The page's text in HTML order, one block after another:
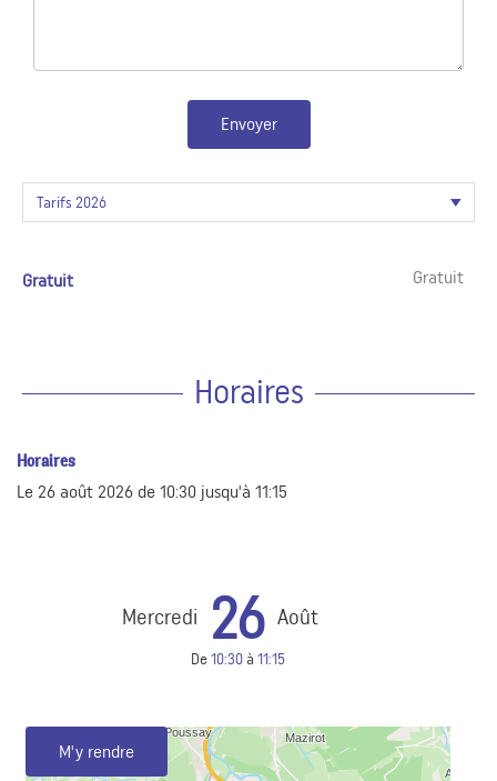
Envoyer
Gratuit Gratuit
Horaires
Horaires
Le 26 août 2026 de 10:30 jusqu'à 11:15
Mercredi 26 Août
De10:30à 11:15
M'y rendre